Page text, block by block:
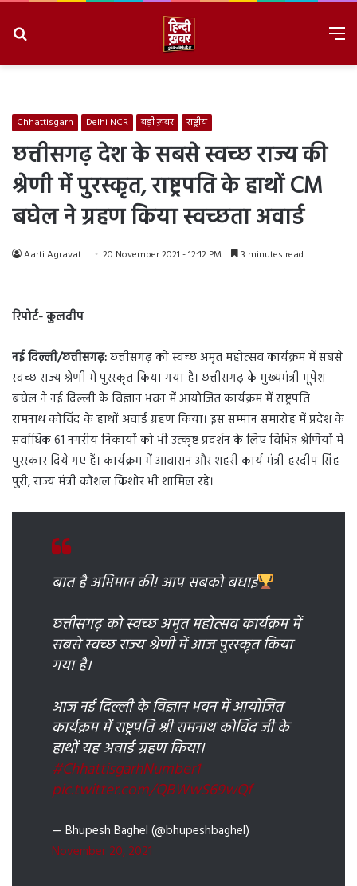
Chhattisgarh Delhi NCR बड़ी ख़बर राष्ट्रीय
छत्तीसगढ़ देश के सबसे स्वच्छ राज्य की
श्रेणी में पुरस्कृत, राष्ट्रपति के हाथों CM
बघेल ने ग्रहण किया स्वच्छता अवार्ड
Aarti Agravat 20 November 2021 - 12:12 PM 3 minutes read
रिपोर्ट- कुलदीप
नई दिल्ली/छत्तीसगढ़:छत्तीसगढ़ को स्वच्छ अमृत महोत्सव कार्यक्रम में सबसे
स्वच्छ राज्य श्रेणी में पुरस्कृत किया गया है। छत्तीसगढ़ के मुख्यमंत्री भूपेश
बघेल ने नई दिल्ली के विज्ञान भवन में आयोजित कार्यक्रम में राष्ट्रपति
रामनाथ कोविंद के हाथों अवार्ड ग्रहण किया। इस सम्मान समारोह में प्रदेश के
सर्वाधिक 61 नगरीय निकायों को भी उत्कृष्ट प्रदर्शन के लिए विभिन्न श्रेणियों में
पुरस्कार दिये गए हैं। कार्यक्रम में आवासन और शहरी कार्य मंत्री हरदीप सिंह
पुरी, राज्य मंत्री कौशल किशोर भी शामिल रहे।
बात है अभिमान की! आप सबको बधाई
छत्तीसगढ़ को स्वच्छ अमृत महोत्सव कार्यक्रम में
सबसे स्वच्छ राज्य श्रेणी में आज पुरस्कृत किया
गया है।
आज नई दिल्ली के विज्ञान भवन में आयोजित
कार्यक्रम में राष्ट्रपति श्री रामनाथ कोविंद जी के
हाथों यह अवार्ड ग्रहण किया।
#ChhattisgarhNumber1
pic.twitter.com/QBWwS69wQf
— Bhupesh Baghel (@bhupeshbaghel)
November 20, 2021